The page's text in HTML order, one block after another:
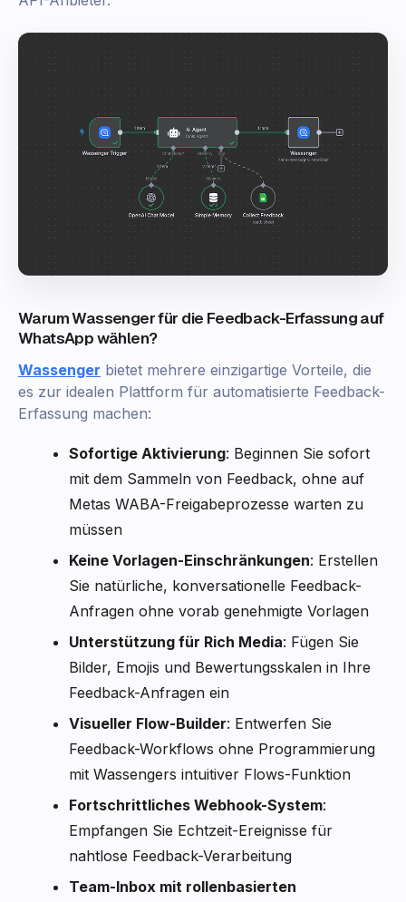
Warum Wassenger für die Feedback-Erfassung auf
WhatsApp wählen?
Wassenger bietet mehrere einzigartige Vorteile, die
es zur idealen Plattform für automatisierte Feedback-
Erfassung machen:
Sofortige Aktivierung: Beginnen Sie sofort
mit dem Sammeln von Feedback, ohne auf
Metas WABA-Freigabeprozesse warten zu
müssen
Keine Vorlagen-Einschränkungen: Erstellen
Sie natürliche, konversationelle Feedback-
Anfragen ohne vorab genehmigte Vorlagen
Unterstützung für Rich Media: Fügen Sie
Bilder, Emojis und Bewertungsskalen in Ihre
Feedback-Anfragen ein
Visueller Flow-Builder: Entwerfen Sie
Feedback-Workflows ohne Programmierung
mit Wassengers intuitiver Flows-Funktion
Fortschrittliches Webhook-System:
Empfangen Sie Echtzeit-Ereignisse für
nahtlose Feedback-Verarbeitung
Team-Inbox mit rollenbasierten